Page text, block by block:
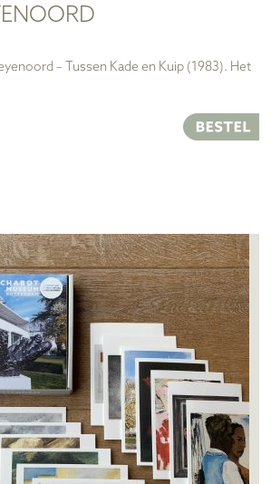
– Tussen Kade en Kuip (1983). Het